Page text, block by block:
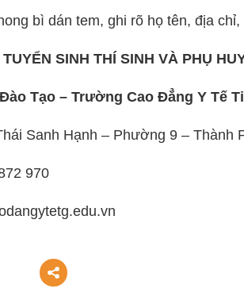
bì dán tem, ghi rõ họ tên, địa
SINH THÍ SINH VÀ PHỤ
Tạo – Trường Cao Đẳng Y Tế
Sanh Hạnh – Phường 9 – Thành
970